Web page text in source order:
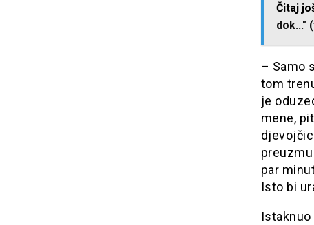
Čitaj
dok..."
– Samo
tom
je
mene,
par
Isto bi